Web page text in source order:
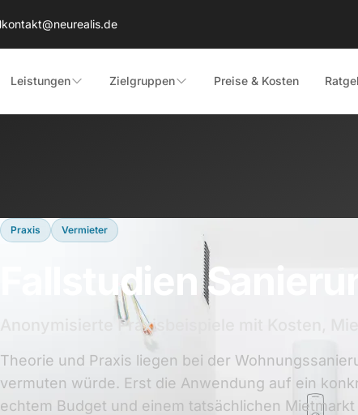
kontakt@neurealis.de
Leistungen Zielgruppen Preise & Kosten
Praxis Vermieter
Fallstudien
Anonymisierte Praxisbeispiele mit Kosten,
Theorie und Praxis liegen bei der
vermuten würde. Erst die Anwendung auf ein
echtem Budget und einem tatsächlichen Mietmarkt